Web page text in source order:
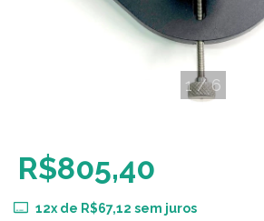
1/6
R$805,40
12x de R$67,12 sem juros